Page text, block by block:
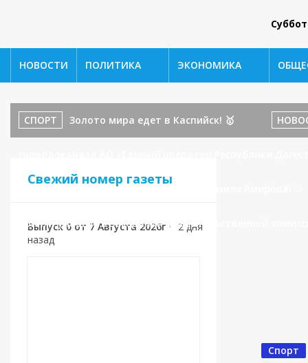
НОВОСТИ ПОЛИТИКА ЭКОНОМИКА
СПОРТ Золото мира едет в Каспийск! 🥇
бойца ММА и наставника: История Шамиля Амирова!
принял участие в заседании Правительственной
Свежий номер газеты
Выпуск 0 от 7 Августа 2026г • 2 дня
назад
Спорт